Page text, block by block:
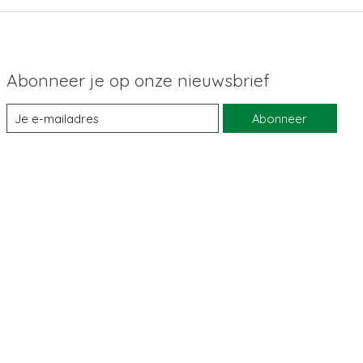
Abonneer je op onze nieuwsbrief
Abonneer